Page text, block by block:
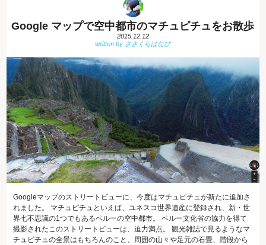
Google マップで空中都市のマチュピチュをお散歩
2015.12.12
Googleマップのストリートビューに、今度はマチュピチュが新たに追加さ
れました。 マチュピチュといえば、ユネスコ世界遺産に登録され、新・世
界七不思議の1つでもあるペルーの空中都市。 ペルー文化省の協力を得て
撮影されたこのストリートビューは、迫力満点。 観光雑誌で見るようなマ
チュピチュの全景はもちろんのこと、周囲の山々や足元の石畳、階段から